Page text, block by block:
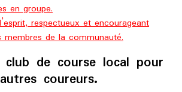
en groupe.
respectueux et encourageant
membres de la communauté.
club de course local pour
coureurs.